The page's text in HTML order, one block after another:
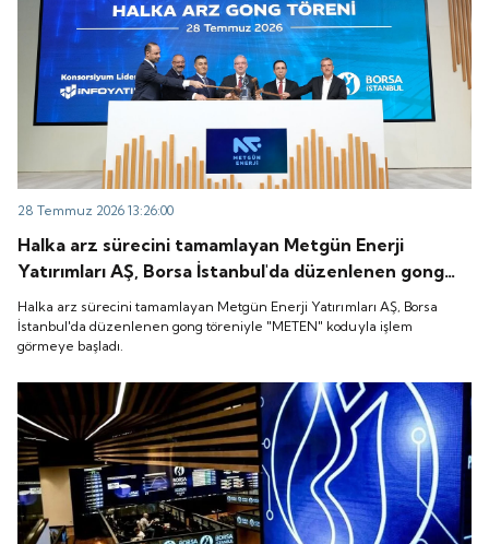
28 Temmuz 2026 13:26:00
Halka arz sürecini tamamlayan Metgün Enerji
Yatırımları AŞ, Borsa İstanbul'da düzenlenen gong
töreniyle "METEN" koduyla işlem görmeye başladı.
Halka arz sürecini tamamlayan Metgün Enerji Yatırımları AŞ, Borsa
İstanbul'da düzenlenen gong töreniyle "METEN" koduyla işlem
görmeye başladı.